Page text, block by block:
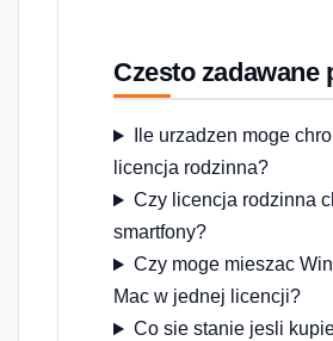
Czesto zadawane
Ile urzadzen moge
licencja rodzinna?
Czy licencja rodzinna
smartfony?
Czy moge mieszac
Mac w jednej licencji?
Co sie stanie jesli